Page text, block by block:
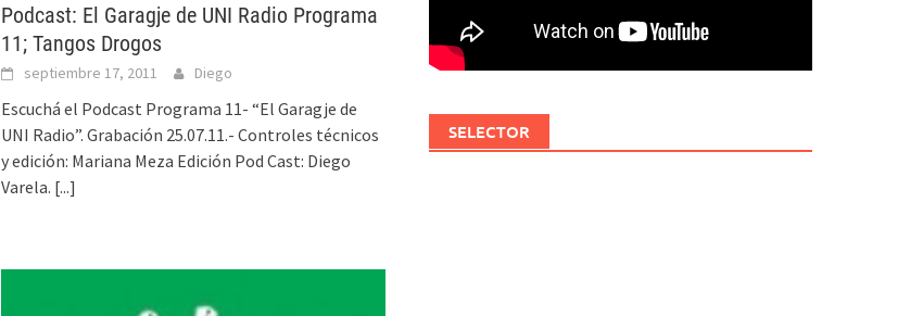
Podcast: El Garagje de UNI Radio Programa
11; Tangos Drogos
septiembre 17, 2011 Diego
Escuchá el Podcast Programa 11- “El Garagje de
UNI Radio”. Grabación 25.07.11.- Controles técnicos
y edición: Mariana Meza Edición Pod Cast: Diego
Varela. [...]
SELECTOR